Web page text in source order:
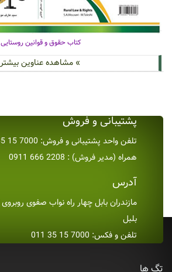
کتاب حقوق و قوانین روستایی
» مشاهده عناوین بیشتر
پشتیبانی و فروش
تلفن واحد پشتیبانی و فروش: 7000 15 35 011 داخلی 3
همراه (مدیر فروش) : 2208 666 0911
آدرس
بلبل
تلفن و فکس: 7000 15 35 011
تگ ها